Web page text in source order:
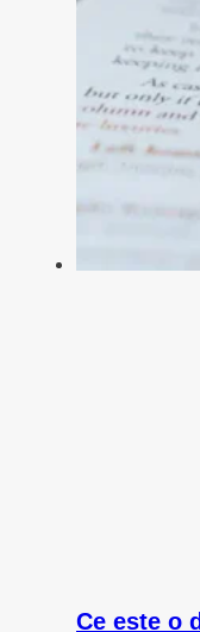
Ce este o